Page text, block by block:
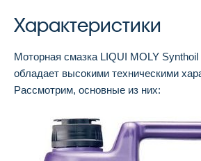
Характеристики
Моторная смазка LIQUI MOLY
обладает высокими техническими
Рассмотрим, основные из них: